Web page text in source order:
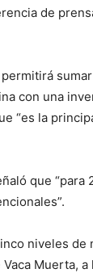
de
con una
“es la
que “para
niveles de
Muerta, a